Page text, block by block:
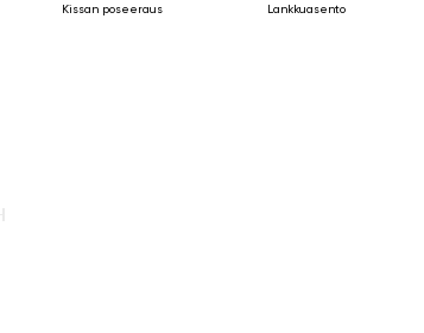
Kissan poseeraus Lankkuasento